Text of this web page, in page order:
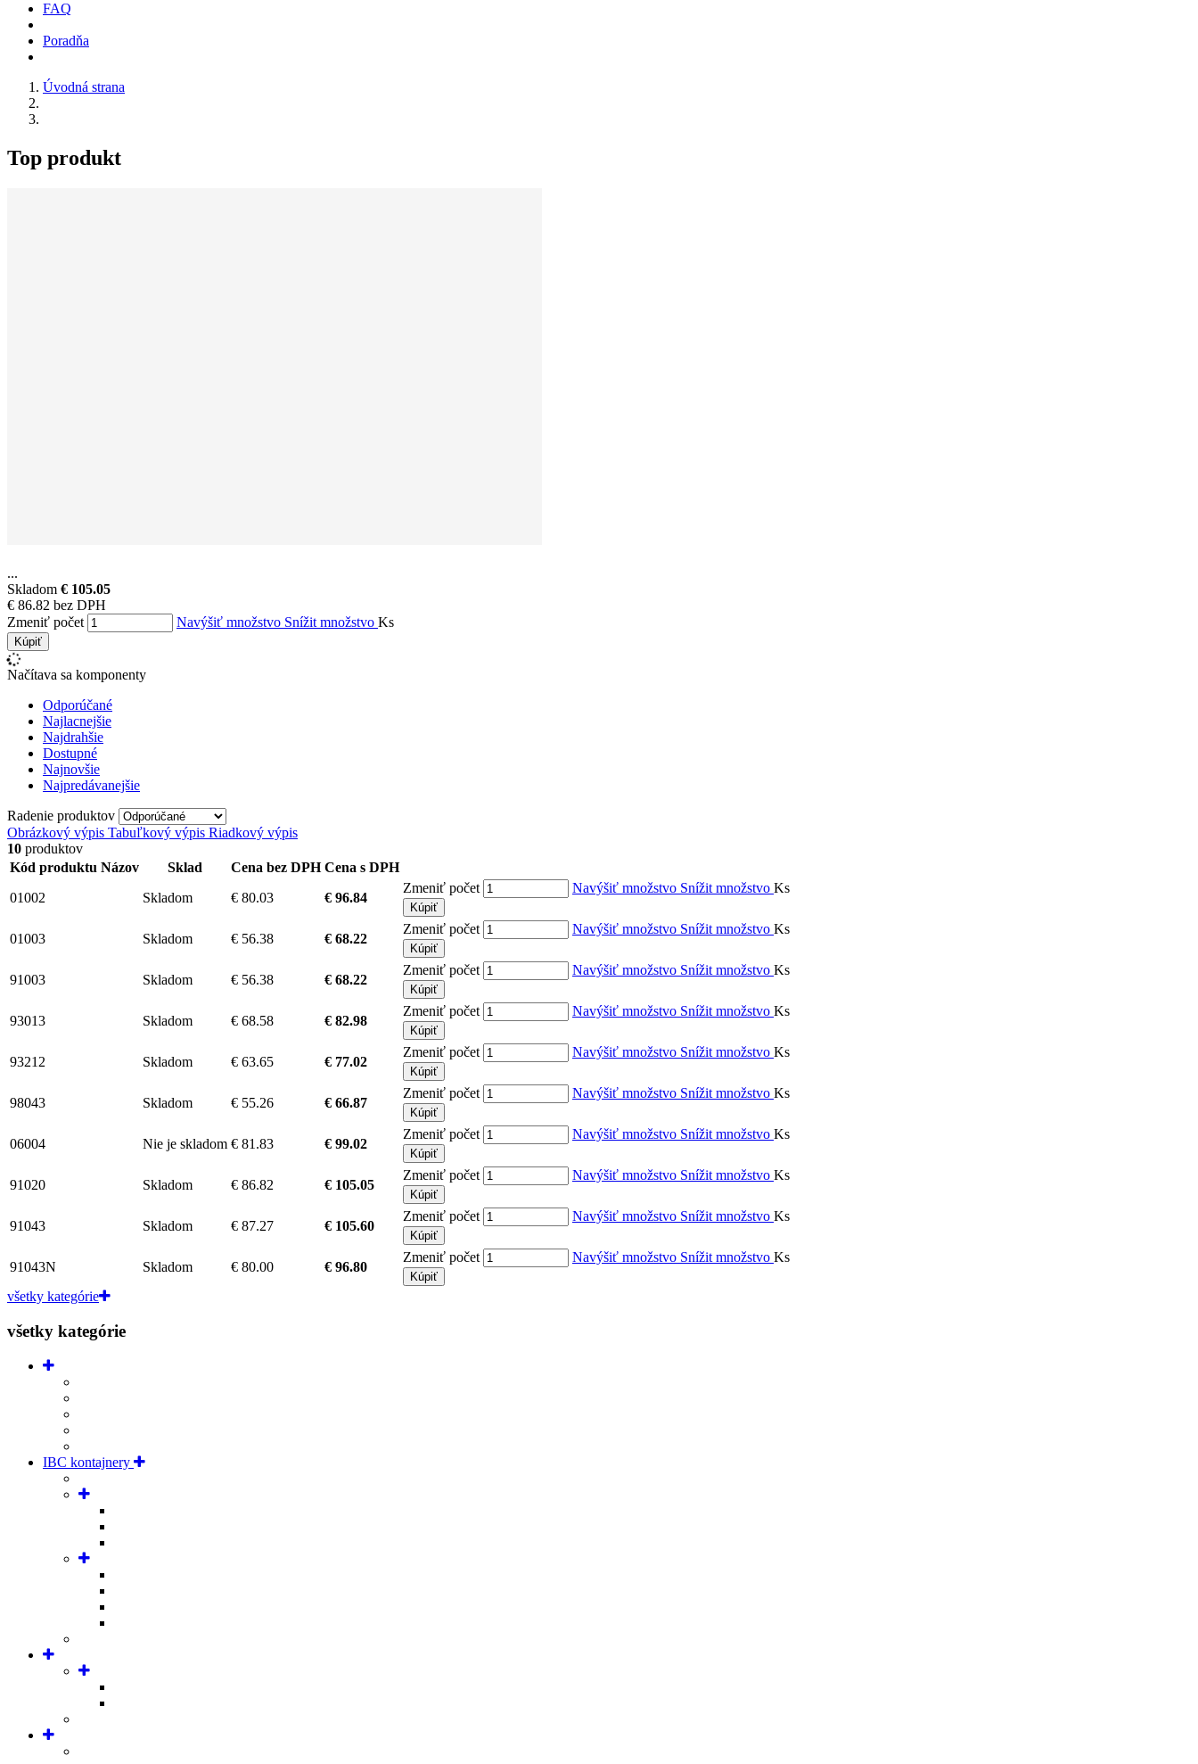
FAQ
Poradňa
Úvodná strana
Top produkt
...
Skladom € 105.05
€ 86.82 bez DPH
Zmeniť počet
Navýšiť množstvo Snížit množstvo Ks
Kúpiť
Načítava sa komponenty
Odporúčané
Najlacnejšie
Najdrahšie
Dostupné
Najnovšie
Najpredávanejšie
Radenie produktov
Obrázkový výpis Tabuľkový výpis Riadkový výpis
10 produktov
Kód produktu Názov Sklad Cena bez DPH Cena s DPH
01002
Skladom € 80.03 € 96.84
Zmeniť počet Navýšiť množstvo Snížit množstvo Ks
Kúpiť
01003 Skladom € 56.38 € 68.22
Zmeniť počet Navýšiť množstvo Snížit množstvo Ks
Kúpiť
91003 Skladom € 56.38 € 68.22
Zmeniť počet Navýšiť množstvo Snížit množstvo Ks
Kúpiť
93013 Skladom € 68.58 € 82.98
Zmeniť počet Navýšiť množstvo Snížit množstvo Ks
Kúpiť
93212 Skladom € 63.65 € 77.02
Zmeniť počet Navýšiť množstvo Snížit množstvo Ks
Kúpiť
98043 Skladom € 55.26 € 66.87
Zmeniť počet Navýšiť množstvo Snížit množstvo Ks
Kúpiť
06004 Nie je skladom € 81.83 € 99.02
Zmeniť počet Navýšiť množstvo Snížit množstvo Ks
Kúpiť
91020 Skladom € 86.82 € 105.05
Zmeniť počet Navýšiť množstvo Snížit množstvo Ks
Kúpiť
91043 Skladom € 87.27 € 105.60
Zmeniť počet Navýšiť množstvo Snížit množstvo Ks
Kúpiť
91043N Skladom € 80.00 € 96.80
Zmeniť počet Navýšiť množstvo Snížit množstvo Ks
Kúpiť
všetky kategórie
všetky kategórie
IBC kontajnery